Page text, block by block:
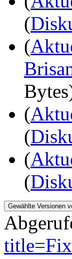
(
(
(
(
(
(